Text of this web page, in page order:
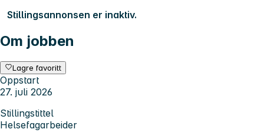
Stillingsannonsen er inaktiv.
Om jobben
Lagre favoritt
Oppstart
27. juli 2026
Stillingstittel
Helsefagarbeider